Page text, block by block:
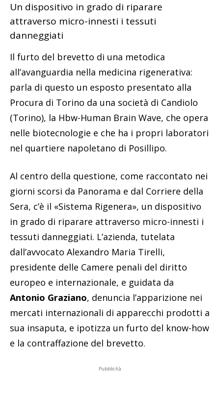
Un dispositivo in grado di riparare
attraverso micro-innesti i tessuti
danneggiati
Il furto del brevetto di una metodica
all’avanguardia nella medicina rigenerativa:
parla di questo un esposto presentato alla
Procura di Torino da una società di Candiolo
(Torino), la Hbw-Human Brain Wave, che opera
nelle biotecnologie e che ha i propri laboratori
nel quartiere napoletano di Posillipo.
Al centro della questione, come raccontato nei
giorni scorsi da Panorama e dal Corriere della
Sera, c’è il «Sistema Rigenera», un dispositivo
in grado di riparare attraverso micro-innesti i
tessuti danneggiati. L’azienda, tutelata
dall’avvocato Alexandro Maria Tirelli,
presidente delle Camere penali del diritto
europeo e internazionale, e guidata da
Antonio Graziano, denuncia l’apparizione nei
mercati internazionali di apparecchi prodotti a
sua insaputa, e ipotizza un furto del know-how
e la contraffazione del brevetto.
Pubblicità